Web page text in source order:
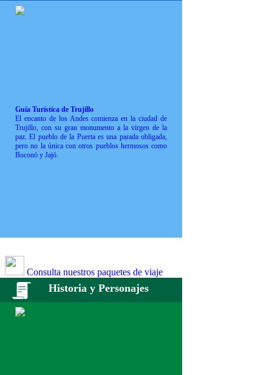
Guía Turística de Trujillo
El encanto de los Andes comienza en la ciudad de
Trujillo, con su gran monumento a la virgen de la
paz. El pueblo de la Puerta es una parada obligada,
pero no la única con otros pueblos hermosos como
Boconó y Jajó.
Consulta nuestros paquetes de viaje
Historia y Personajes